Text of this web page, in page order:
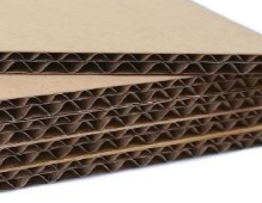
箱服務是默認外箱尺
的實際情況告知供應
箱尺寸。